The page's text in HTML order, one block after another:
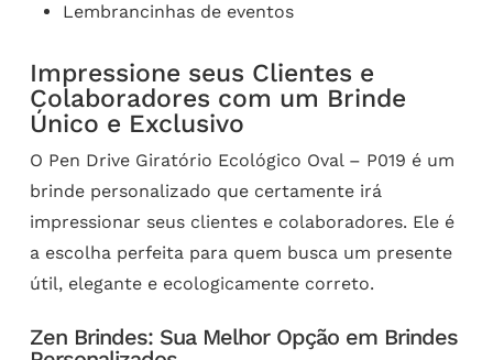
Lembrancinhas de eventos
Impressione seus Clientes e
Colaboradores com um Brinde
Único e Exclusivo
O Pen Drive Giratório Ecológico Oval – P019 é um
brinde personalizado que certamente irá
impressionar seus clientes e colaboradores. Ele é
a escolha perfeita para quem busca um presente
útil, elegante e ecologicamente correto.
Zen Brindes: Sua Melhor Opção em Brindes